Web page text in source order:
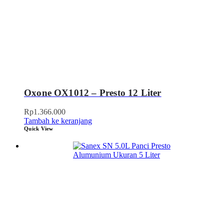
Oxone OX1012 – Presto 12 Liter
Rp1.366.000
Tambah ke keranjang
Quick View